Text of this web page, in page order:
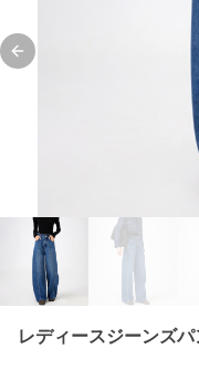
Previous slide
レディースジーンズ